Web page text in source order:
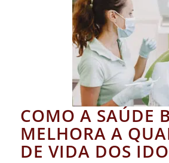
COMO A SAÚDE
MELHORA A
DE VIDA DOS